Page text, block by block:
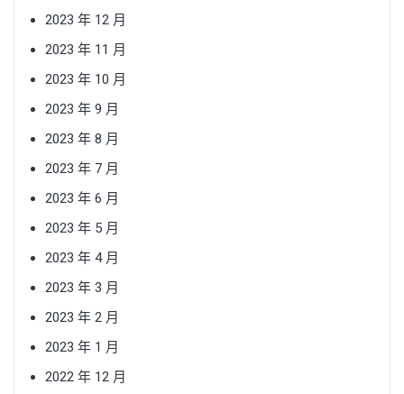
2023 年 12 月
2023 年 11 月
2023 年 10 月
2023 年 9 月
2023 年 8 月
2023 年 7 月
2023 年 6 月
2023 年 5 月
2023 年 4 月
2023 年 3 月
2023 年 2 月
2023 年 1 月
2022 年 12 月